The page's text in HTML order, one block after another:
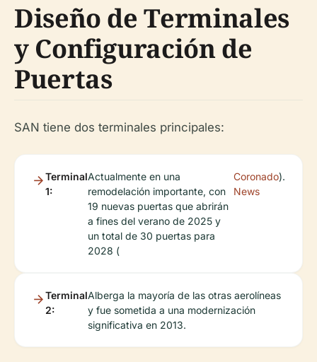
Diseño de Terminales
y Configuración de
Puertas
SAN tiene dos terminales principales:
Terminal
1:
Actualmente en una
remodelación importante, con
19 nuevas puertas que abrirán
a fines del verano de 2025 y
un total de 30 puertas para
2028 (
Coronado
News
).
Terminal
2:
Alberga la mayoría de las otras aerolíneas
y fue sometida a una modernización
significativa en 2013.